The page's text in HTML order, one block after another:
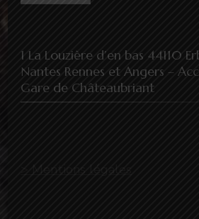
1 La Louzière d’en bas 44110
Nantes Rennes et Angers –
Gare de Châteaubriant